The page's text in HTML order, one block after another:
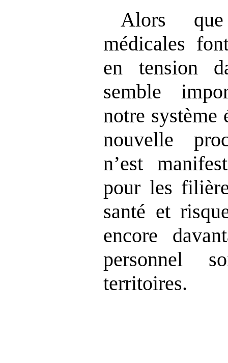
Alors
médicales
en tension
semble
notre système
nouvelle
n’est
pour les
santé et
encore
personnel
territoires.